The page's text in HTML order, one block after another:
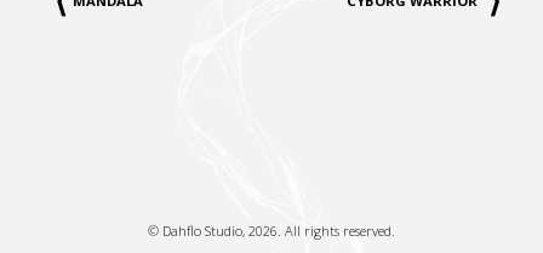
© Dahflo Studio, 2026. All rights reserved.